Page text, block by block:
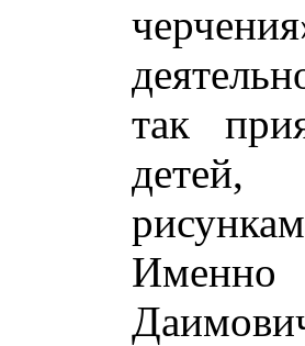
так
детей,
Именно